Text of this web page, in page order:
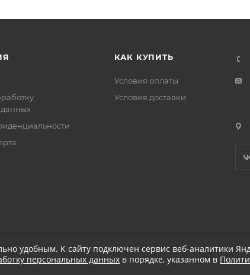
КАК КУПИТЬ
Условия оплаты
Условия доставки
удобным. К cайту подключен сервис веб-аналитики
персональных данных в порядке, указанном в